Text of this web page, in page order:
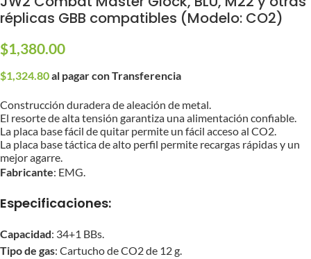
réplicas GBB compatibles (Modelo: CO2)
$1,380.00
$1,324.80al pagar con Transferencia
Construcción duradera de aleación de metal.
El resorte de alta tensión garantiza una alimentación confiable.
La placa base fácil de quitar permite un fácil acceso al CO2.
La placa base táctica de alto perfil permite recargas rápidas y un
mejor agarre.
Fabricante: EMG.
Especificaciones:
Capacidad: 34+1 BBs.
Tipo de gas: Cartucho de CO2 de 12 g.